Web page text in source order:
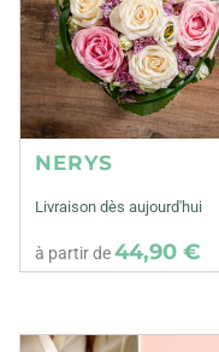
NERYS
Livraison dès aujourd'hui
à partir de44,90 €